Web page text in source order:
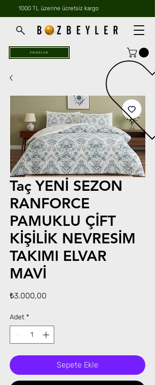
1000 TL üzerine ücretsiz kargo
PROJELER
Taç YENİ SEZON
RANFORCE
PAMUKLU ÇİFT
KİŞİLİK NEVRESİM
TAKIMI ELVAR
MAVİ
₺3.000,00
Adet *
Sepete Ekle